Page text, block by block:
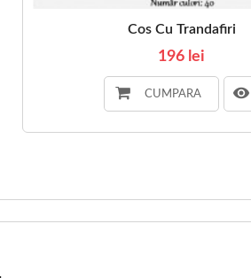
Cos Cu Trandafiri
196 lei
CUMPARA